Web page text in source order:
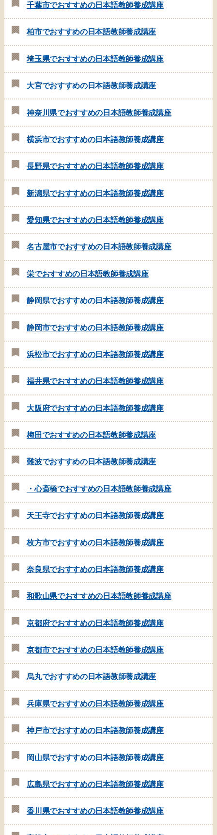
千葉市でおすすめの日本語教師養成講座
柏市でおすすめの日本語教師養成講座
埼玉県でおすすめの日本語教師養成講座
大宮でおすすめの日本語教師養成講座
神奈川県でおすすめの日本語教師養成講座
横浜市でおすすめの日本語教師養成講座
長野県でおすすめの日本語教師養成講座
新潟県でおすすめの日本語教師養成講座
愛知県でおすすめの日本語教師養成講座
名古屋市でおすすめの日本語教師養成講座
栄でおすすめの日本語教師養成講座
静岡県でおすすめの日本語教師養成講座
静岡市でおすすめの日本語教師養成講座
浜松市でおすすめの日本語教師養成講座
福井県でおすすめの日本語教師養成講座
大阪府でおすすめの日本語教師養成講座
梅田でおすすめの日本語教師養成講座
難波でおすすめの日本語教師養成講座
・心斎橋でおすすめの日本語教師養成講座
天王寺でおすすめの日本語教師養成講座
枚方市でおすすめの日本語教師養成講座
奈良県でおすすめの日本語教師養成講座
和歌山県でおすすめの日本語教師養成講座
京都府でおすすめの日本語教師養成講座
京都市でおすすめの日本語教師養成講座
烏丸でおすすめの日本語教師養成講座
兵庫県でおすすめの日本語教師養成講座
神戸市でおすすめの日本語教師養成講座
岡山県でおすすめの日本語教師養成講座
広島県でおすすめの日本語教師養成講座
香川県でおすすめの日本語教師養成講座